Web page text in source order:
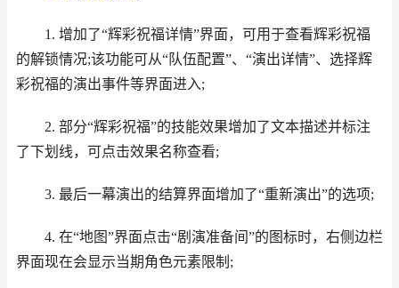
1. 增加了“辉彩祝福详情”界面，可用于查看辉彩祝福
的解锁情况;该功能可从“队伍配置”、“演出详情”、选择辉
彩祝福的演出事件等界面进入;
2. 部分“辉彩祝福”的技能效果增加了文本描述并标注
了下划线，可点击效果名称查看;
3. 最后一幕演出的结算界面增加了“重新演出”的选项;
4. 在“地图”界面点击“剧演准备间”的图标时，右侧边栏
界面现在会显示当期角色元素限制;